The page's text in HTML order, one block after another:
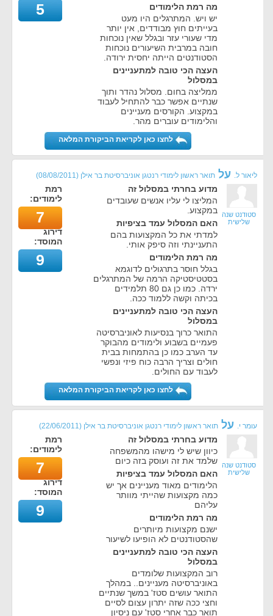
מה רמת הלימודים
יש ויש. המתרגלים היו מעט
בעייתים חוץ מבודדים, אין יותר
מדי שעורי עזר ובגלל שאין נוכחות
חובה במרבית השיעורים נוכחות
הסטודנטים הייתה יחסית ירודה.
העצה הכי טובה למתעניינים
במסלול
ממליצה בחום. מסלול נהדר ותוך
שנתיים אפשר כבר להתחיל לעבוד
במקצוע. הקורסים מעניינים
והלימודים עוברים מהר.
5
לחצו כאן לקריאת הביקורת המלאה
ליאור ל. על תואר ראשון לימודי רנטגן אוניברסיטת בר אילן (
08/08/2011
)
סטודנט שנה
שלישית
מדוע בחרתי במסלול זה
המליצו לי עליו אנשים שעובדים
במקצוע.
האם המסלול עמד בציפיות
למדתי את כל המקצועות בהם
התעניינתי וזה סיפק אותי.
מה רמת הלימודים
בגלל חוסר בתרגולים לדוגמא
בסטטיסטיקה הרמה של המתרגלים
ירדה. כמו כן גם 80 תלמידים
בכיתה וקשה ללמוד ככה.
העצה הכי טובה למתעניינים
במסלול
התואר כרוך בנסיעות לאוניברסיטה
פעמיים בשבוע ולימודים מהבוקר
עד הערב כמו כן בהתמחות בבית
חולים וצריך הרבה כוח פיזי ונפשי
לעבוד עם החולים.
רמת
לימודים:
7
דירוג
המוסד:
9
לחצו כאן לקריאת הביקורת המלאה
עומר י. על תואר ראשון לימודי רנטגן אוניברסיטת בר אילן (
22/06/2011
)
סטודנט שנה
שלישית
מדוע בחרתי במסלול זה
כיוון שיש לי מישהו מהמשפחה
שלמד את זה ועוסק בזה כיום
האם המסלול עמד בציפיות
הלימודים מאוד מעניינים אך יש
כמה מקצועות שהייתי מוותר
עליהם
מה רמת הלימודים
ישנם מקצועות מיותרים
שהסטודנטים לא הופיעו לשיעור
העצה הכי טובה למתעניינים
במסלול
רוב המקצועות שלומדים
באוניברסיטה מעניינים.. במהלך
התואר עושים סטז' במשך שנתיים
וחצי ככה שזה יתרון עצום לסיים
תואר כבר אחרי סטז' עם ניסיון
רמת
לימודים:
7
דירוג
המוסד:
9